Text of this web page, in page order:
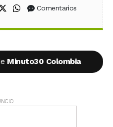
en Facebook
Compartir en X (Twitter)
Compartir en WhatsApp
Comentarios
Minuto30 Colombia